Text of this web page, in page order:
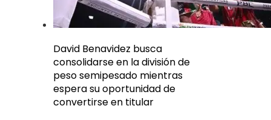
David Benavidez busca
consolidarse en la división de
peso semipesado mientras
espera su oportunidad de
convertirse en titular